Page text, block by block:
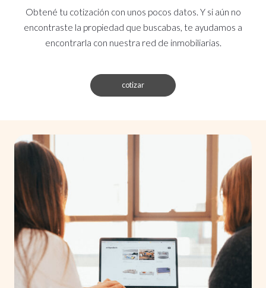
Obtené tu cotización con unos pocos datos. Y si aún no
encontraste la propiedad que buscabas, te ayudamos a
encontrarla con nuestra red de inmobiliarias.
cotizar